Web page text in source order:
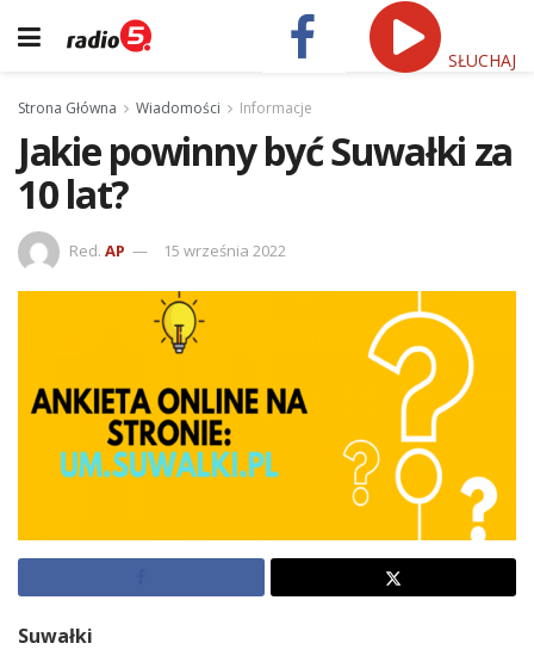
SŁUCHAJ
Strona Główna Wiadomości Informacje
Jakie powinny być Suwałki za
10 lat?
Red. AP 15 września 2022
Suwałki